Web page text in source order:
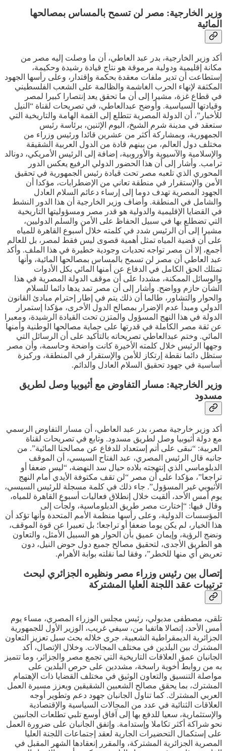
وزير الخارجية: مصر لن تسمح بالمساس بمصالحها
المائية
أكد وزير الخارجية، بدر عبد العاطي، أن ما وصلت إليه مصر من
مكانة إقليمية ودولية مرموقة هو نتاج قيادة رشيدة وحكيمة،
إستطاعت أن تدير ملفات معقدة بحكمة وإقتدار، وعلى رأسها الجهود
المكثفة لإنهاء الحرب الغاشمة والظالمة على الشعب الفلسطيني
في قطاع غزة، مشيرا إلى أن ما تحقق يعد إنتصارا كبيرا لمصر
وقيادتها السياسية. وأوضح عبدالعاطي، في تصريحات لقناة “النيل
للأخبار”، أن الدولة المصرية تتطلع إلى القمة الهامة والتاريخية التي
ستعقد في مدينة شرم الشيخ، اليوم الإثنين، برئاسة رئيس
الجمهورية، وبمشاركة أكثر من عشرين قائدا ورئيس وزراء من
مختلف دول العالم، من بينهم قادة من الدول العربية الشقيقة
والإسلامية والآسيوية والأوروبية، إضافة إلى الرئيس الأمريكي، دونالد
ترامب. وأشار إلى أن هذا الحضور الدولي الرفيع يعكس الدور
المحوري الذي تلعبه مصر تحت قيادة رئيس الجمهورية في تحقيق
الأمن والإستقرار في منطقة تعاني من الإضطرابات، مؤكدا أن
الجهود المصرية تهدف دوما إلى إرساء دعائم السلام العادل
والشامل في المنطقة. وأضاف وزير الخارجية أن هذا الدور النشط
في القضايا الإقليمية والدولية هو قدر مصر ومسؤوليتها التاريخية
التي تضطلع بها في سبيل الحفاظ على الأمن والسلم الدوليين،
مشيرا إلى أن الرئيس شدد في كلمته خلال أسبوع القاهرة للمياه
على أن قضية المياه تمثل أهمية قصوى ليس فقط لمصر، بل للعالم
أجمع، إلا أن مصر تواجه تحديات وجودية خطيرة في هذا الملف. وأكد
عبد العاطي أن مصر لن تسمح بالمساس بمصالحها المائية، وأنها
تمتلك الحق الكامل في الدفاع عن أمنها المائي بكل الأدوات
والوسائل الممكنة، مشددا على أن موقف الدولة المصرية في هذا
الشأن حازم وواضح. وأشار إلى أن مصر تمد يدها دائما للسلام
والحوار والتشاور، طالما أن ذلك يتم في إطار إحترام مبادئ القانون
الدولي ومبدأ عدم الإضرار بمصالح الدول الأخرى، مؤكدا إستمرار
الدولة في هذا النهج المسؤول والمتزن تحت القيادة الرشيدة، ومعبرا
عن ثقة مصر الكاملة في قدرتها على حماية مصالحها الوطنية وأمنها
المائي. وختم عبدالعاطي تصريحاته بالتأكيد على أن الرسائل التي
وجهها الرئيس خلال كلمته الأخيرة كانت واضحة وحاسمة، وأن مصر
ستظل دائما نقطة إرتكاز للأمن والإستقرار في المنطقة، وركيزة
أساسية في جهود تحقيق السلام العادل والدائم.
وزير الخارجية: مسار التفاوض مع أثيوبيا وصل لطريق
مسدود
أكد وزير خارجية مصر، بدر عبد العاطي، أن مسار التفاوض الرسمي
مع دولة أثيوبيا وصل لطريق مسدود. وتابع في تصريحات لقناة
العربية: “نبقى على أتم إستعداد للدفاع عن مصالحنا المائية”. من
جانبه قال الرئيس المصري، عبد الفتاح السيسي، أن الموقف
الدبلوماسي الذي إنتهجته بلاده حيال سد النهضة، “ليس ضعفا أو
تراجعا”، مؤكدا على أن مصر “لن تقف مكتوفة الأيدي أمام النهج
الأثيوبي غير المسؤول”. جاء ذلك في كلمة مسجلة للرئيس السيسي،
يوم أمس الأحد، ألقيت خلال إنطلاق فعاليات أسبوع القاهرة للمياه،
وقال فيها: “إختارت مصر طريق الدبلوماسية، ولجأت إلى
المؤسسات الدولية، وعلى رأسها منظمة الأمم المتحدة وأنها تؤكد أن
هذا الخيار، لم يكن يوما ضعفا أو تراجعا؛ بل تعبيرا عن قوة الموقف،
ونضج الرؤية، وإيمان عميق بأن الحوار هو السبيل الأمثل، والتعاون
هو الطريق الأجدى، لتحقيق مصالح جميع دول حوض النيل، دون
تعريض أي منها للخطر”، وفقا لما نقلته بوابة الأهرام.
إتصال بين رئيس وزراء مصر ونظيره الجزائري لبحث
ترتيبات عقد اللجنة العليا المشتركة
تلقى، مصطفى مدبولي، رئيس مجلس الوزراء المصري، مساء يوم
أمس الأحد، إتصالا هاتفيا من، سيفي غريب، الوزير الأول للجمهورية
الجزائرية الديمقراطية الشعبية، جرى خلاله بحث سبل تعزيز التعاون
المشترك بين البلدين في مختلف المجالات. وخلال الإتصال، أكد
الجانبان عمق العلاقات التاريخية التي تجمع مصر والجزائر، وما تتميز
به من روابط أخوية راسخة، مشددين على حرص البلدين على
مواصلة التنسيق والتعاون الوثيق في مختلف القضايا ذات الإهتمام
المشترك، بما يحقق مصالح الشعبين الشقيقين ويعزز مسيرة العمل
العربي المشترك. كما تناول الجانبان جهود دعم وتطوير أوجه
العلاقات الثنائية في عدد من المجالات السياسية والإقتصادية
والإستثمارية، سعيا للدفع بها إلى آفاق أوسع تلبي تطلعات الجانبين
نحو شراكة أكثر تكاملا وإستدامة. وإتفق الجانبان على ضرورة العمل
على إستكمال التحضيرات الجارية لعقد إجتماعات اللجنة العليا
المصرية الجزائرية المشتركة، والمقرر إنعقادها الشهر المقبل في